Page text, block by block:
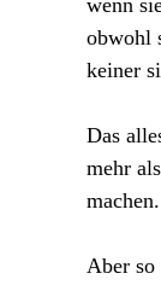
wenn
obwohl
keiner
Das
mehr
machen.
Aber so